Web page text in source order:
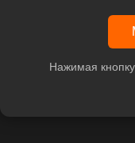
Нажимая